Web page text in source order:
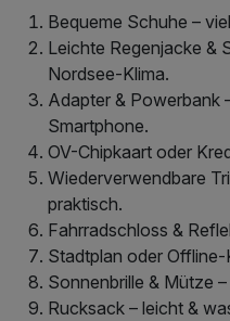
Bequeme Schuhe –
Leichte Regenjacke &
Nordsee-Klima.
Adapter & Powerbank
Smartphone.
OV-Chipkaart oder
Wiederverwendbare
praktisch.
Fahrradschloss &
Stadtplan oder
Sonnenbrille & Mütze
Rucksack – leicht &